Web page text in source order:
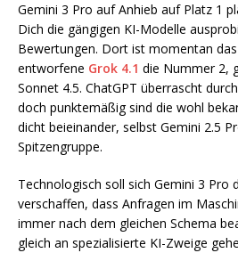
Gemini 3 Pro auf Anhieb auf Platz 1
Dich die gängigen KI-Modelle
Bewertungen. Dort ist momentan
entworfene Grok 4.1 die Nummer 2,
Sonnet 4.5. ChatGPT überrascht
doch punktemäßig sind die wohl
dicht beieinander, selbst Gemini 2.5
Spitzengruppe.
Technologisch soll sich Gemini 3 Pro
verschaffen, dass Anfragen im
immer nach dem gleichen Schema
gleich an spezialisierte KI-Zweige